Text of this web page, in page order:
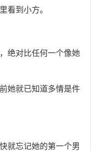
看到小方。
绝对比任何一个像她
她就已知道多情是件
就忘记她的第一个男